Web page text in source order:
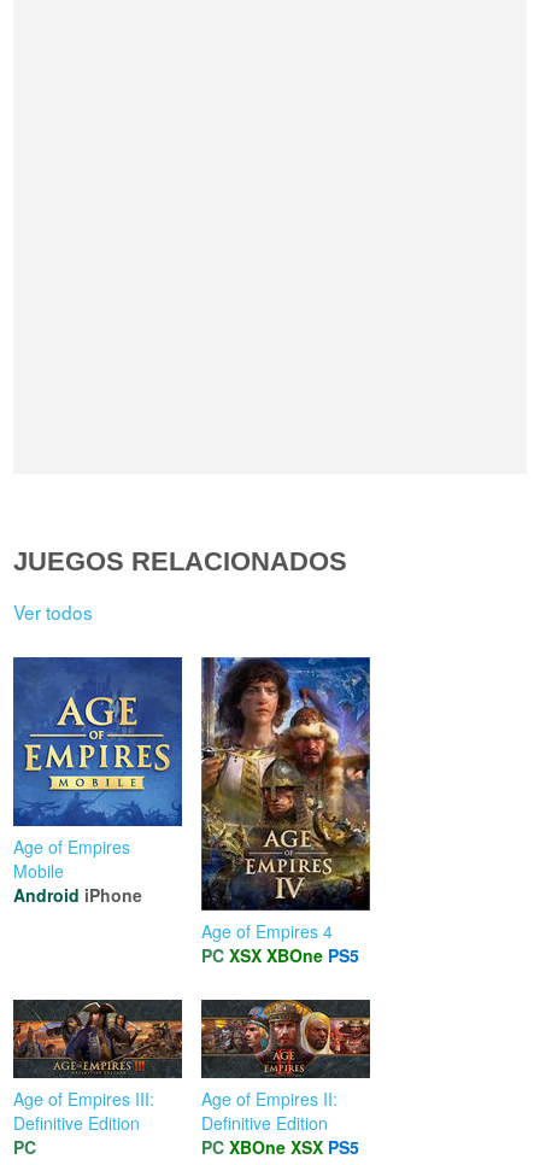
JUEGOS RELACIONADOS
Ver todos
Age of Empires
Mobile
Android iPhone
Age of Empires 4
PC XSX XBOne PS5
Age of Empires III:
Definitive Edition
PC
Age of Empires II:
Definitive Edition
PC XBOne XSX PS5